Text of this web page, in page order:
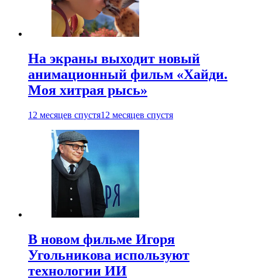
На экраны выходит новый
анимационный фильм «Хайди.
Моя хитрая рысь»
12 месяцев спустя12 месяцев спустя
В новом фильме Игоря
Угольникова используют
технологии ИИ